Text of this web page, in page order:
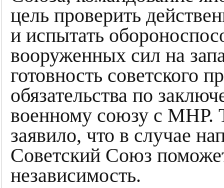
цель проверить
и испытать
вооруженных сил на
готовность советского
обязательства по
военному союзу с МНР.
заявило, что в случае
Советский Союз
независимость.